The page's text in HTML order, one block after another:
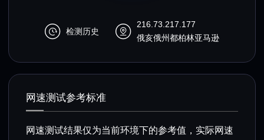
检测历史
216.73.217.177
俄亥俄州都柏林亚马逊
网速测试参考标准
网速测试结果仅为当前环境下的参考值，实际网速